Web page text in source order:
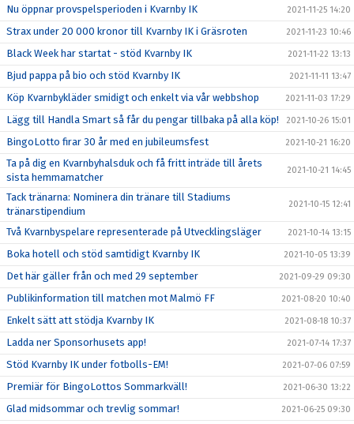
Nu öppnar provspelsperioden i Kvarnby IK 2021-11-25 14:20
Strax under 20 000 kronor till Kvarnby IK i Gräsroten 2021-11-23 10:46
Black Week har startat - stöd Kvarnby IK 2021-11-22 13:13
Bjud pappa på bio och stöd Kvarnby IK 2021-11-11 13:47
Köp Kvarnbykläder smidigt och enkelt via vår webbshop 2021-11-03 17:29
Lägg till Handla Smart så får du pengar tillbaka på alla köp! 2021-10-26 15:01
BingoLotto firar 30 år med en jubileumsfest 2021-10-21 16:20
Ta på dig en Kvarnbyhalsduk och få fritt inträde till årets
sista hemmamatcher
2021-10-21 14:45
Tack tränarna: Nominera din tränare till Stadiums
tränarstipendium
2021-10-15 12:41
Två Kvarnbyspelare representerade på Utvecklingsläger 2021-10-14 13:15
Boka hotell och stöd samtidigt Kvarnby IK 2021-10-05 13:39
Det här gäller från och med 29 september 2021-09-29 09:30
Publikinformation till matchen mot Malmö FF 2021-08-20 10:40
Enkelt sätt att stödja Kvarnby IK 2021-08-18 10:37
Ladda ner Sponsorhusets app! 2021-07-14 17:37
Stöd Kvarnby IK under fotbolls-EM! 2021-07-06 07:59
Premiär för BingoLottos Sommarkväll! 2021-06-30 13:22
Glad midsommar och trevlig sommar! 2021-06-25 09:30